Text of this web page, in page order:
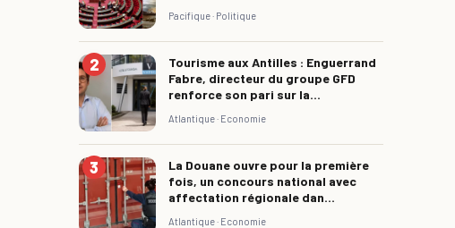
Pacifique · Politique
Tourisme aux Antilles : Enguerrand
Fabre, directeur du groupe GFD
renforce son pari sur la...
Atlantique · Economie
La Douane ouvre pour la première
fois, un concours national avec
affectation régionale dan...
Atlantique · Economie